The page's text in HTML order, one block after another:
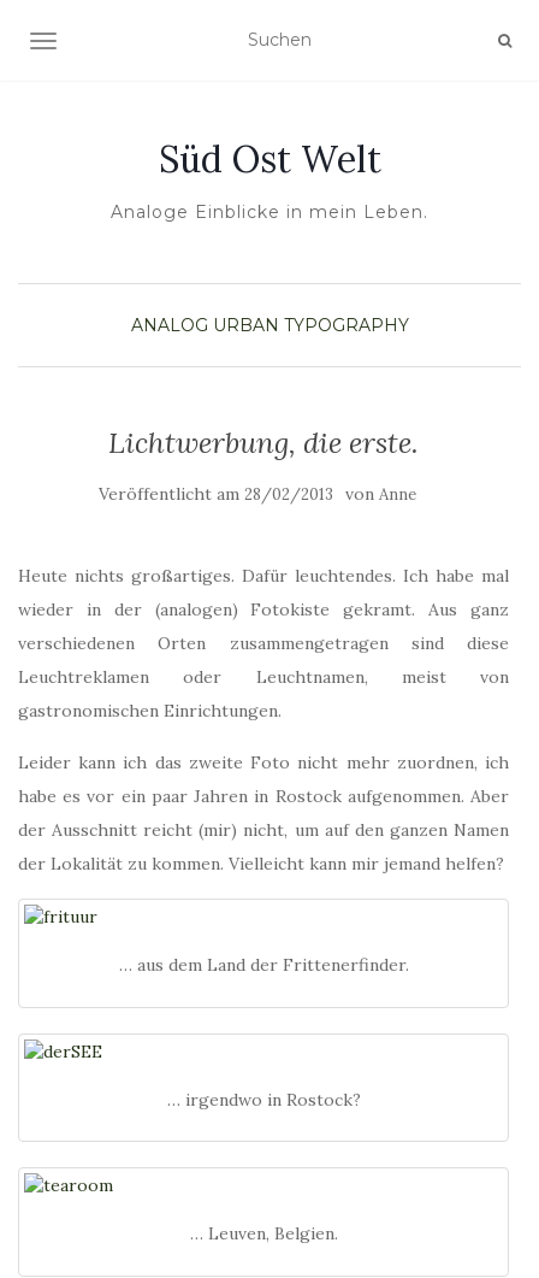
NAVIGATION UMSCHALTEN
Süd Ost Welt
Analoge Einblicke in mein Leben.
ANALOG URBAN TYPOGRAPHY
Lichtwerbung, die erste.
Veröffentlicht am 28/02/2013 von Anne
Heute nichts großartiges. Dafür leuchtendes. Ich habe mal
wieder in der (analogen) Fotokiste gekramt. Aus ganz
verschiedenen Orten zusammengetragen sind diese
Leuchtreklamen oder Leuchtnamen, meist von
gastronomischen Einrichtungen.
Leider kann ich das zweite Foto nicht mehr zuordnen, ich
habe es vor ein paar Jahren in Rostock aufgenommen. Aber
der Ausschnitt reicht (mir) nicht, um auf den ganzen Namen
der Lokalität zu kommen. Vielleicht kann mir jemand helfen?
… aus dem Land der Frittenerfinder.
… irgendwo in Rostock?
… Leuven, Belgien.